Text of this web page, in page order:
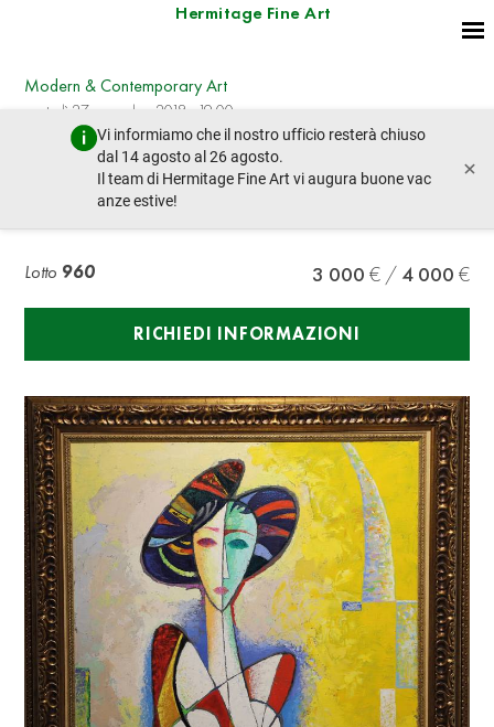
Hermitage Fine Art
Vi informiamo che il nostro ufficio resterà chiuso
dal 14 agosto al 26 agosto.
Il team di Hermitage Fine Art vi augura buone vac
anze estive!
×
Modern & Contemporary Art
martedì 27 novembre 2018 - 19:00
lotto precedente
ALEXEY KVARTSHELIA (B.1946) Portrait
Lotto 960 3 000 4 000
RICHIEDI INFORMAZIONI